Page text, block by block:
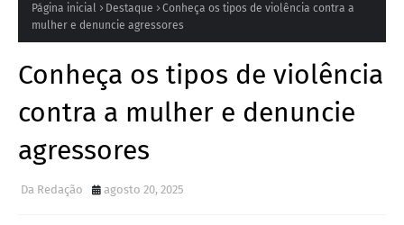
Página inicial Destaque
Conheça os tipos de violência contra a
mulher e denuncie agressores
Conheça os tipos de violência
contra a mulher e denuncie
agressores
Da Redação agosto 20, 2025